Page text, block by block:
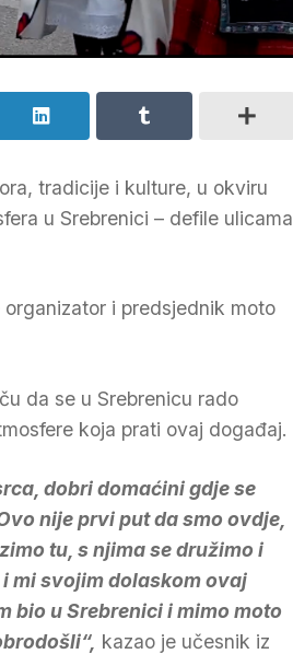
tradicije i kulture, u okviru
u Srebrenici – defile ulicama
organizator i predsjednik moto
da se u Srebrenicu rado
koja prati ovaj događaj.
dobri domaćini gdje se
nije prvi put da smo ovdje,
tu, s njima se družimo i
mi svojim dolaskom ovaj
bio u Srebrenici i mimo moto
kazao je učesnik iz